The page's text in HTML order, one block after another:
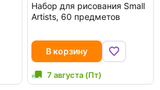
Набор для рисования Small
Artists, 60 предметов
В корзину
7 августа (Пт)